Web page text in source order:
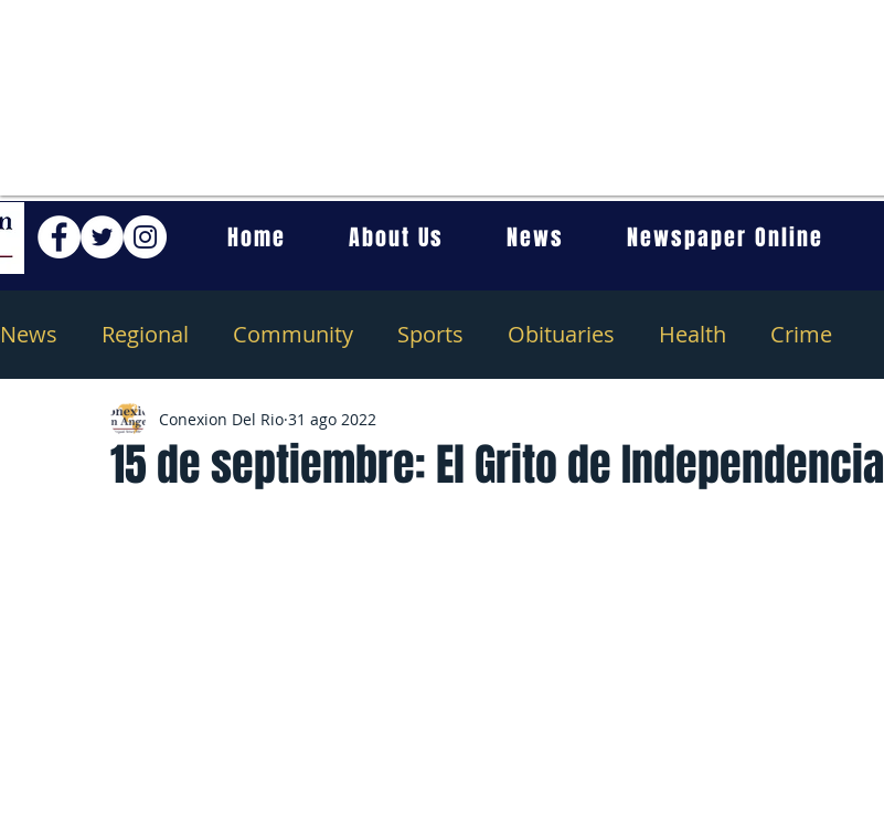
Home About Us News Newspaper Online
News Regional Community Sports Obituaries Health Crime
15 de septiembre: El Grito de Independencia
Conexion Del Rio 31 ago 2022